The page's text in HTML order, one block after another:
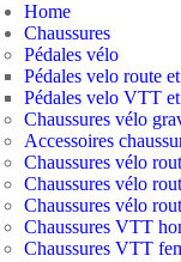
Home
Chaussures
Pédales vélo
Pédales velo route
Pédales velo VTT
Chaussures vélo
Accessoires
Chaussures vélo
Chaussures vélo
Chaussures vélo
Chaussures VTT
Chaussures VTT